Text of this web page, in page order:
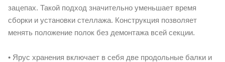
зацепах. Такой подход значительно уменьшает время
сборки и установки стеллажа. Конструкция позволяет
менять положение полок без демонтажа всей секции.
• Ярус хранения включает в себя две продольные балки и